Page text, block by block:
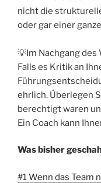
nicht die
oder gar einer
💡Im Nachgang des
Falls es Kritik an
ehrlich. Überlegen
berechtigt waren
Ein Coach kann
Was bisher
#1 Wenn das Team